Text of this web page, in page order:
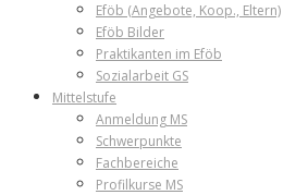
Eföb (Angebote, Koop., Eltern)
Eföb Bilder
Praktikanten im Eföb
Sozialarbeit GS
Mittelstufe
Anmeldung MS
Schwerpunkte
Fachbereiche
Profilkurse MS